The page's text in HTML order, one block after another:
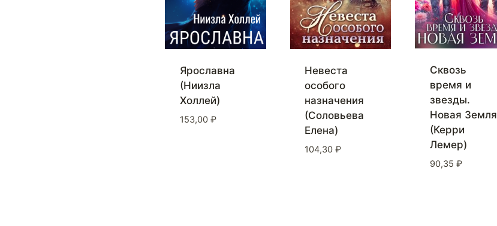
Ярославна
(Ниизла
Холлей)
153,00 ₽
Невеста
особого
назначения
(Соловьева
Елена)
104,30 ₽
Сквозь
время и
звезды.
Новая Земля
(Керри
Лемер)
90,35 ₽